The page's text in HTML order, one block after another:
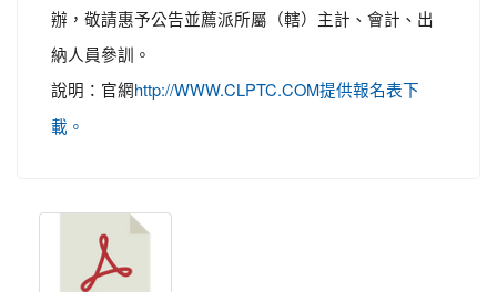
辦，敬請惠予公告並薦派所屬（轄）主計、會計、出
納人員參訓。
說明：官網 http://WWW.CLPTC.COM提供報名表下
載。